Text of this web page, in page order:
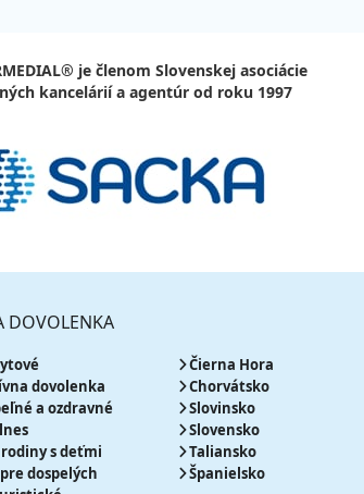
je členom Slovenskej asociácie
kancelárií a agentúr od roku 1997
DOVOLENKA
dovolenka
a ozdravné
s deťmi
dospelých
Čierna Hora
Chorvátsko
Slovinsko
Slovensko
Taliansko
Španielsko